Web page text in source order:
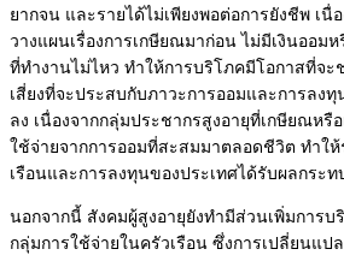
ยากจน และรายได้ไม่เพียงพอต่อการยังชีพ เนื่
วางแผนเรื่องการเกษียณมาก่อน ไม่มีเงินออมห
ที่ทำงานไม่ไหว ทำให้การบริโภคมีโอกาสที่จะ
เสี่ยงที่จะประสบกับภาวะการออมและการลง
ลง เนื่องจากกลุ่มประชากรสูงอายุที่เกษียณหรื
ใช้จ่ายจากการออมที่สะสมมาตลอดชีวิต ทำใ
เรือนและการลงทุนของประเทศได้รับผลกระท
นอกจากนี้ สังคมผู้สูงอายุยังทำมีส่วนเพิ่มการ
กลุ่มการใช้จ่ายในครัวเรือน ซึ่งการเปลี่ยนแป